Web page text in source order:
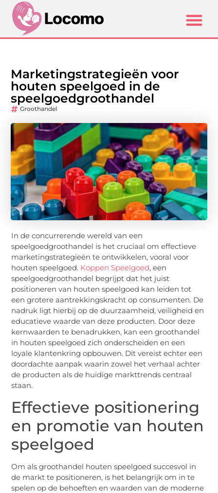
Marketingstrategieën voor
houten speelgoed in de
speelgoedgroothandel
Groothandel
In de concurrerende wereld van een
speelgoedgroothandel is het cruciaal om effectieve
marketingstrategieën te ontwikkelen, vooral voor
houten speelgoed. Koppen Speelgoed, een
speelgoedgroothandel begrijpt dat het juist
positioneren van houten speelgoed kan leiden tot
een grotere aantrekkingskracht op consumenten. De
nadruk ligt hierbij op de duurzaamheid, veiligheid en
educatieve waarde van deze producten. Door deze
kernwaarden te benadrukken, kan een groothandel
in houten speelgoed zich onderscheiden en een
loyale klantenkring opbouwen. Dit vereist echter een
doordachte aanpak waarin zowel het verhaal achter
de producten als de huidige markttrends centraal
staan.
Effectieve positionering
en promotie van houten
speelgoed
Om als groothandel houten speelgoed succesvol in
de markt te positioneren, is het belangrijk om in te
spelen op de behoeften en waarden van de moderne